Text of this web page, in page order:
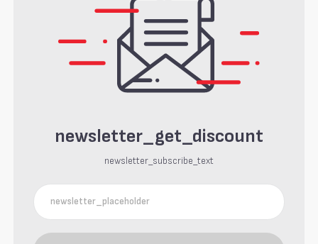
newsletter_get_discount
newsletter_subscribe_text